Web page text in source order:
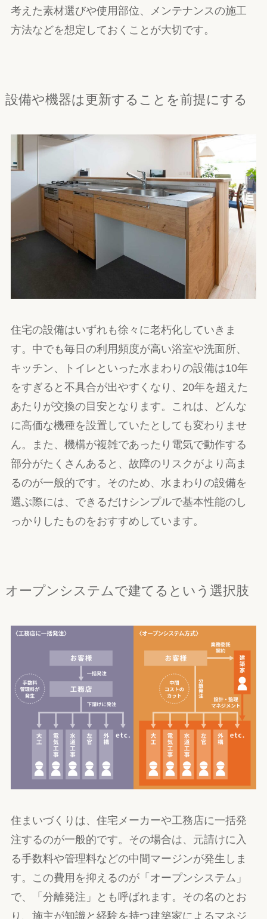
考えた素材選びや使用部位、メンテナンスの施工
方法などを想定しておくことが大切です。
設備や機器は更新することを前提にする
住宅の設備はいずれも徐々に老朽化していきま
す。中でも毎日の利用頻度が高い浴室や洗面所、
キッチン、トイレといった水まわりの設備は10年
をすぎると不具合が出やすくなり、20年を超えた
あたりが交換の目安となります。これは、どんな
に高価な機種を設置していたとしても変わりませ
ん。また、機構が複雑であったり電気で動作する
部分がたくさんあると、故障のリスクがより高ま
るのが一般的です。そのため、水まわりの設備を
選ぶ際には、できるだけシンプルで基本性能のし
っかりしたものをおすすめしています。
オープンシステムで建てるという選択肢
住まいづくりは、住宅メーカーや工務店に一括発
注するのが一般的です。その場合は、元請けに入
る手数料や管理料などの中間マージンが発生しま
す。この費用を抑えるのが「オープンシステム」
で、「分離発注」とも呼ばれます。その名のとお
り、施主が知識と経験を持つ建築家によるマネジ